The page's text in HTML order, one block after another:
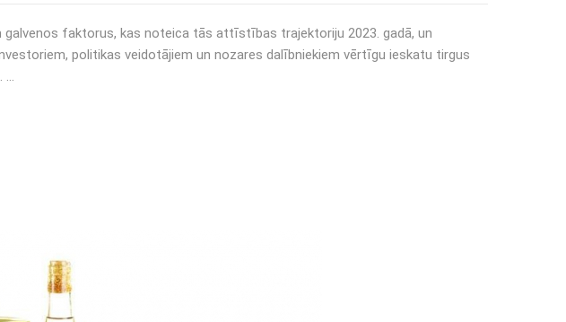
faktorus, kas noteica tās attīstības trajektoriju 2023. gadā, un
politikas veidotājiem un nozares dalībniekiem vērtīgu ieskatu tirgus
…